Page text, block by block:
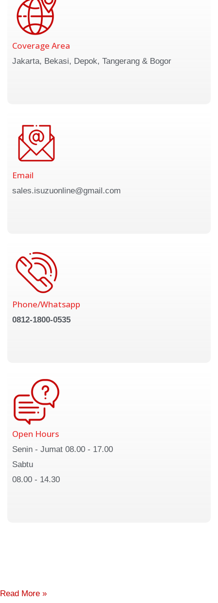
Coverage Area
Jakarta, Bekasi, Depok, Tangerang & Bogor
Email
sales.isuzuonline@gmail.com
Phone/Whatsapp
0812-1800-0535
Open Hours
Senin - Jumat 08.00 - 17.00
Sabtu
08.00 - 14.30
Read More »